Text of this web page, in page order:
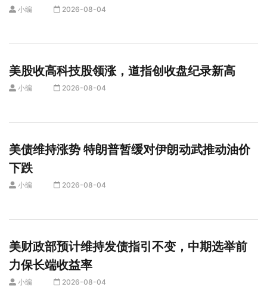
小编 2026-08-04
美股收高科技股领涨，道指创收盘纪录新高
小编 2026-08-04
美债维持涨势 特朗普暂缓对伊朗动武推动油价
下跌
小编 2026-08-04
美财政部预计维持发债指引不变，中期选举前
力保长端收益率
小编 2026-08-04